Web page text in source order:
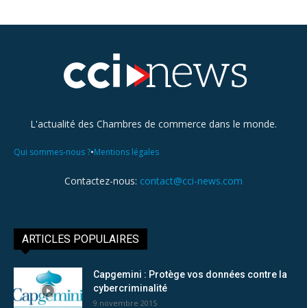
L'actualité des Chambres de commerce dans le monde.
Qui sommes-nous ?•Mentions légales
Contactez-nous: contact@cci-news.com
ARTICLES POPULAIRES
Capgemini : Protège vos données contre la
cybercriminalité
9 novembre 2015